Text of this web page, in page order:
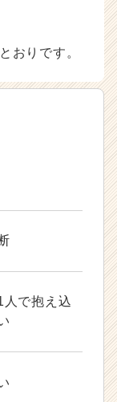
おりです。
人で抱え込